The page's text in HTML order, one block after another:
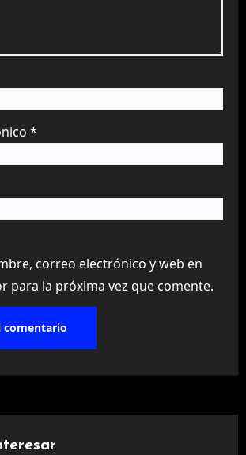
*
correo electrónico y web en
para la próxima vez que comente.